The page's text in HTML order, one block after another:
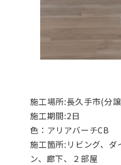
施工場所:長久手市(分
施工期間:2日
色：アリアバーチCB
施工箇所:リビング、ダ
ン、廊下、２部屋